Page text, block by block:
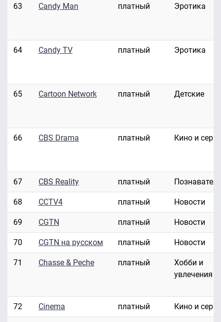
63 Candy Man платный Эротика
64 Candy TV платный Эротика
65 Cartoon Network платный Детские
66 CBS Drama платный Кино и
67 CBS Reality платный
68 CCTV4 платный Новости
69 CGTN платный Новости
70 CGTN на русском платный Новости
71 Chasse & Peche платный
Хобби и
увлечения
72 Cinema платный Кино и